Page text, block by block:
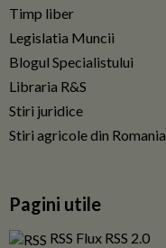
Timp liber
Legislatia Muncii
Blogul Specialistului
Libraria R&S
Stiri juridice
Stiri agricole din Romania
Pagini utile
RSS Flux RSS 2.0